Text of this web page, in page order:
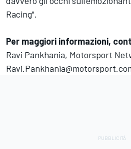
Racing".
Per maggiori informazioni,
Ravi Pankhania, Motorsport